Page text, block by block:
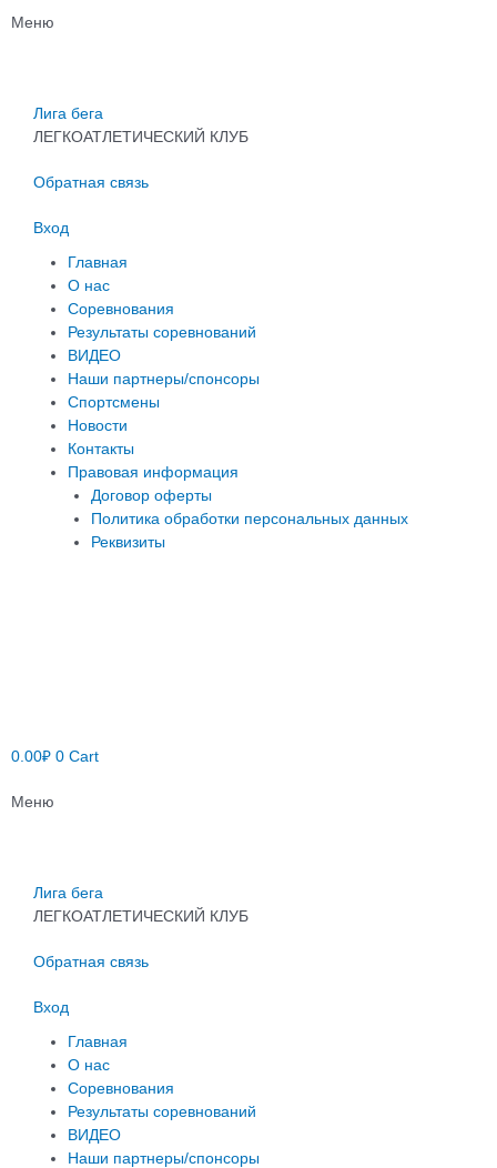
Меню
Лига бега
ЛЕГКОАТЛЕТИЧЕСКИЙ КЛУБ
Обратная связь
Вход
Главная
О нас
Соревнования
Результаты соревнований
ВИДЕО
Наши партнеры/спонсоры
Спортсмены
Новости
Контакты
Правовая информация
Договор оферты
Политика обработки персональных данных
Реквизиты
0.00₽ 0 Cart
Меню
Лига бега
ЛЕГКОАТЛЕТИЧЕСКИЙ КЛУБ
Обратная связь
Вход
Главная
О нас
Соревнования
Результаты соревнований
ВИДЕО
Наши партнеры/спонсоры